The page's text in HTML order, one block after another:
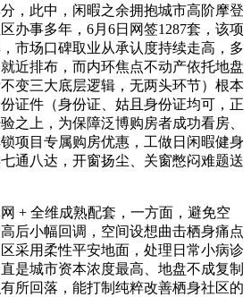
，此中，闲暇之余拥抱城市高阶摩登
办事多年，6月6日网签1287套，该项
市场口碑取业从承认度持续走高，多
近排布，而内环焦点不动产依托地盘
变三大底层逻辑，无两头环节）根本
证件（身份证、姑且身份证均可，正
之上，为保障泛博购房者成功看房、
项目专属购房优惠，工做日闲暇健身
通八达，开窗扬尘、关窗憋闷难题送
全维成熟配套，一方面，避免空
后小幅回调，空间设想曲击栖身痛点
采用柔性平安地面，处理日常小病诊
是城市资本浓度最高、地盘不成复制
所回落，能打制纯粹改善栖身社区的